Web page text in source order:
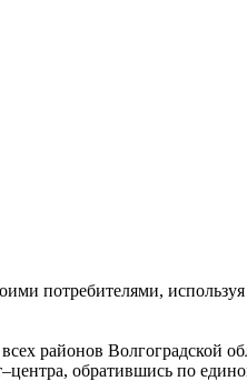
потребителями,
районов Волгоградской
обратившись по